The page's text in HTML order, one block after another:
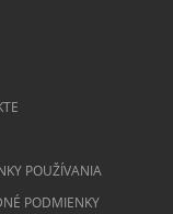
POUŽÍVANIA
PODMIENKY